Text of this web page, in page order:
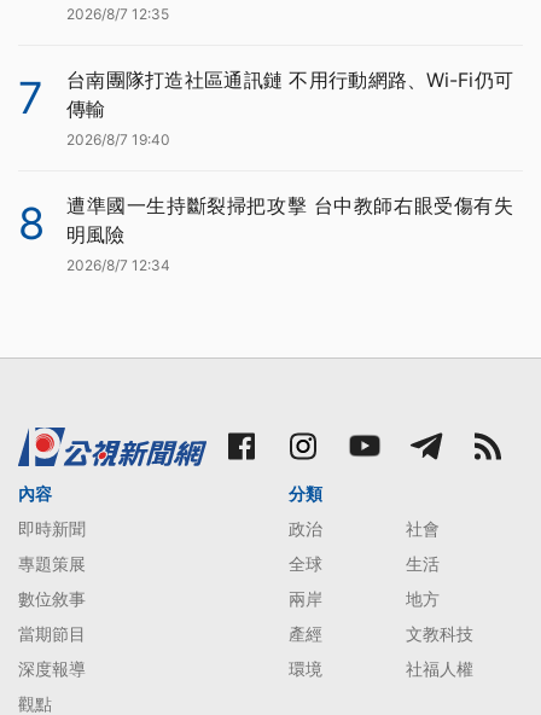
2026/8/7 12:35
7
台南團隊打造社區通訊鏈 不用行動網路、Wi-Fi仍可
傳輸
2026/8/7 19:40
8
遭準國一生持斷裂掃把攻擊 台中教師右眼受傷有失
明風險
2026/8/7 12:34
內容
即時新聞
專題策展
數位敘事
當期節目
深度報導
觀點
分類
政治
社會
全球
生活
兩岸
地方
產經
文教科技
環境
社福人權